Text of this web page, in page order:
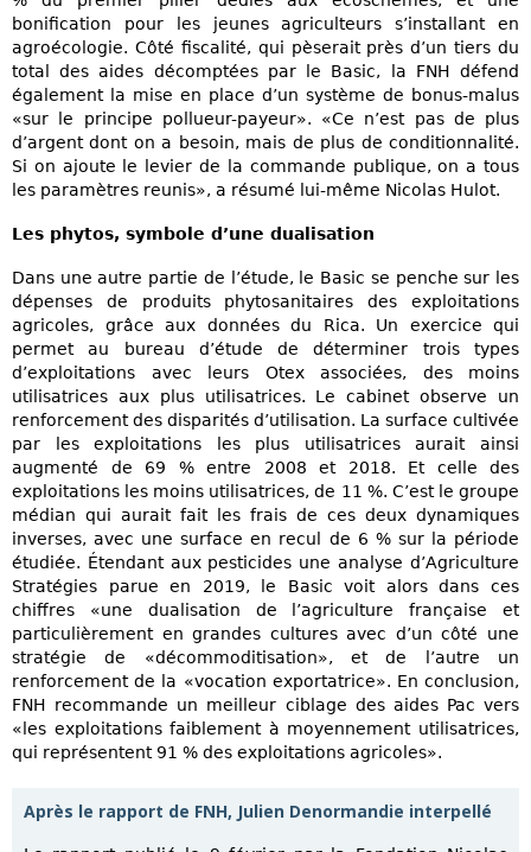
bonification pour les jeunes agriculteurs s’installant en
agroécologie. Côté fiscalité, qui pèserait près d’un tiers du
total des aides décomptées par le Basic, la FNH défend
également la mise en place d’un système de bonus-malus
«sur le principe pollueur-payeur». «Ce n’est pas de plus
d’argent dont on a besoin, mais de plus de conditionnalité.
Si on ajoute le levier de la commande publique, on a tous
les paramètres reunis», a résumé lui-même Nicolas Hulot.
Les phytos, symbole d’une dualisation
Dans une autre partie de l’étude, le Basic se penche sur les
dépenses de produits phytosanitaires des exploitations
agricoles, grâce aux données du Rica. Un exercice qui
permet au bureau d’étude de déterminer trois types
d’exploitations avec leurs Otex associées, des moins
utilisatrices aux plus utilisatrices. Le cabinet observe un
renforcement des disparités d’utilisation. La surface cultivée
par les exploitations les plus utilisatrices aurait ainsi
augmenté de 69 % entre 2008 et 2018. Et celle des
exploitations les moins utilisatrices, de 11 %. C’est le groupe
médian qui aurait fait les frais de ces deux dynamiques
inverses, avec une surface en recul de 6 % sur la période
étudiée. Étendant aux pesticides une analyse d’Agriculture
Stratégies parue en 2019, le Basic voit alors dans ces
chiffres «une dualisation de l’agriculture française et
particulièrement en grandes cultures avec d’un côté une
stratégie de «décommoditisation», et de l’autre un
renforcement de la «vocation exportatrice». En conclusion,
FNH recommande un meilleur ciblage des aides Pac vers
«les exploitations faiblement à moyennement utilisatrices,
qui représentent 91 % des exploitations agricoles».
Après le rapport de FNH, Julien Denormandie interpellé